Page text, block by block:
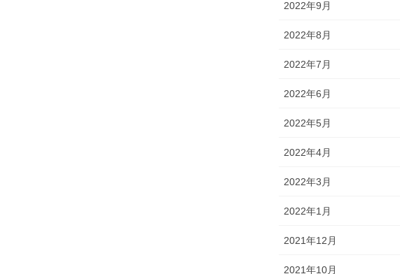
2022年9月
2022年8月
2022年7月
2022年6月
2022年5月
2022年4月
2022年3月
2022年1月
2021年12月
2021年10月